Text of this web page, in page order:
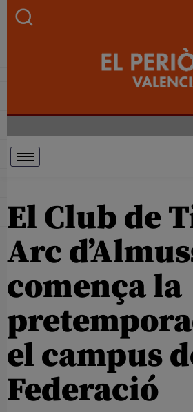
El Club de
Arc
comença la
el campus
Federació